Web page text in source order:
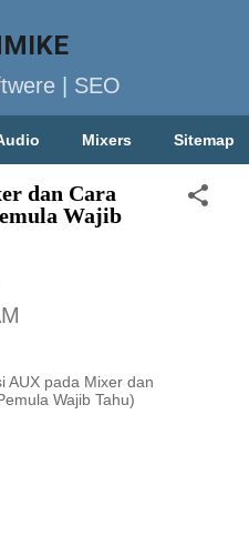
| SEO
Mixers Sitemap
dan Cara
Wajib
AUX pada Mixer dan
Wajib Tahu)